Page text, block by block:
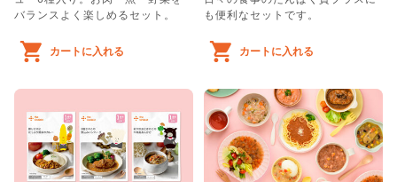
バランスよく楽しめるセット。
カートに入れる
も便利なセットです。
カートに入れる